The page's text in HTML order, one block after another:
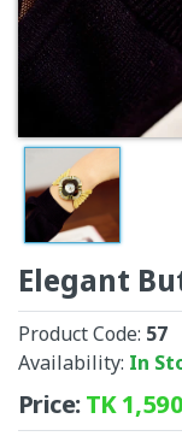
Elegant
Product Code: 57
Availability: In
Price:TK1,590